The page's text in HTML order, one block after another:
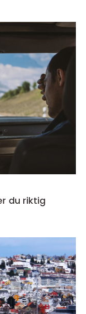
du riktig